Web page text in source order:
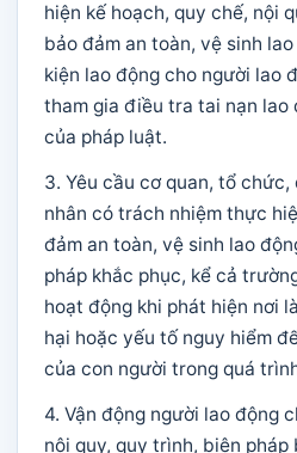
hiện kế hoạch, quy chế, nội
bảo đảm an toàn, vệ sinh
kiện lao động cho người lao
tham gia điều tra tai nạn lao
của pháp luật.
3. Yêu cầu cơ quan, tổ chức,
nhân có trách nhiệm thực
đảm an toàn, vệ sinh lao
pháp khắc phục, kể cả
hoạt động khi phát hiện nơi
hại hoặc yếu tố nguy hiểm
của con người trong quá
4. Vận động người lao động
nội quy, quy trình, biện pháp